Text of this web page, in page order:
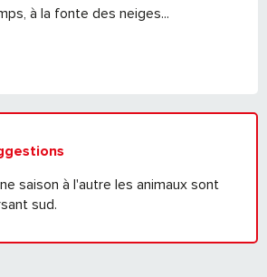
à la fonte des neiges...
saison à l'autre les animaux sont
sud.